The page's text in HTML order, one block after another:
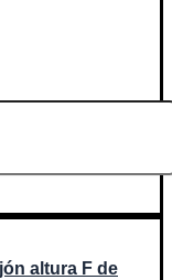
altura F de